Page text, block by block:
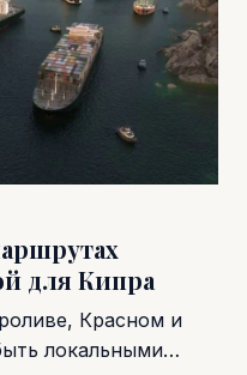
для Кипра
Красном и
локальными…